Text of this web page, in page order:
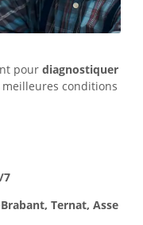
pour diagnostiquer
conditions
7
Ternat, Asse